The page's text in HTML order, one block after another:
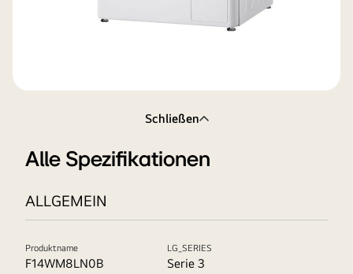
Schließen
Alle Spezifikationen
ALLGEMEIN
Produktname
F14WM8LN0B
LG_SERIES
Serie 3